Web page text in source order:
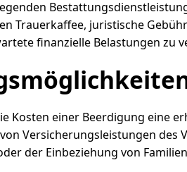
Trauerkaffee, juristische
finanzielle Belastungen zu
Kosten einer Beerdigung eine
Versicherungsleistungen
der Einbeziehung von